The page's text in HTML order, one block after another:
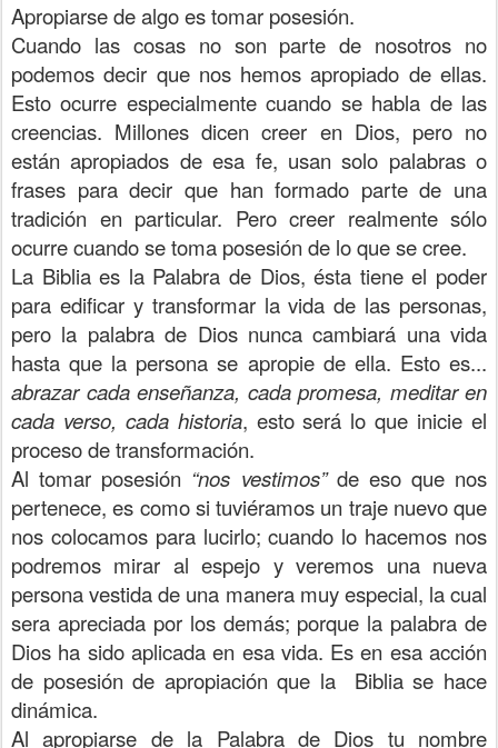
Apropiarse de algo es tomar posesión.
Cuando las cosas no son parte de nosotros no
podemos decir que nos hemos apropiado de ellas.
Esto ocurre especialmente cuando se habla de las
creencias. Millones dicen creer en Dios, pero no
están apropiados de esa fe, usan solo palabras o
frases para decir que han formado parte de una
tradición en particular. Pero creer realmente sólo
ocurre cuando se toma posesión de lo que se cree.
La Biblia es la Palabra de Dios, ésta tiene el poder
para edificar y transformar la vida de las personas,
pero la palabra de Dios nunca cambiará una vida
hasta que la persona se apropie de ella. Esto es...
abrazar cada enseñanza, cada promesa, meditar en
cada verso, cada historia, esto será lo que inicie el
proceso de transformación.
Al tomar posesión “nos vestimos”de eso que nos
pertenece, es como si tuviéramos un traje nuevo que
nos colocamos para lucirlo; cuando lo hacemos nos
podremos mirar al espejo y veremos una nueva
persona vestida de una manera muy especial, la cual
sera apreciada por los demás; porque la palabra de
Dios ha sido aplicada en esa vida. Es en esa acción
de posesión de apropiación que la Biblia se hace
dinámica.
Al apropiarse de la Palabra de Dios tu nombre